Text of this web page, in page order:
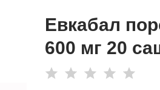
Евкабал
600 мг 20